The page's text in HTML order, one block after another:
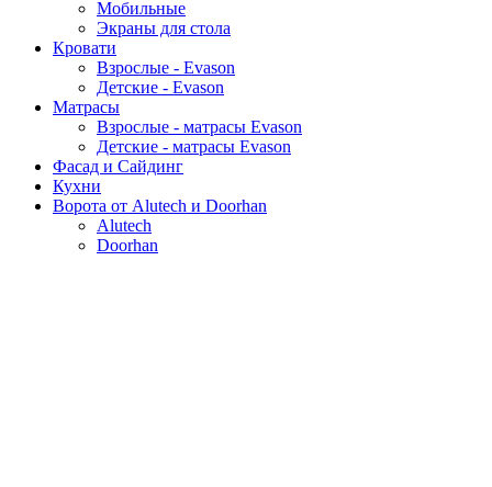
Мобильные
Экраны для стола
Кровати
Взрослые - Evason
Детские - Evason
Матрасы
Взрослые - матрасы Evason
Детские - матрасы Evason
Фасад и Сайдинг
Кухни
Ворота от Alutech и Doorhan
Alutech
Doorhan